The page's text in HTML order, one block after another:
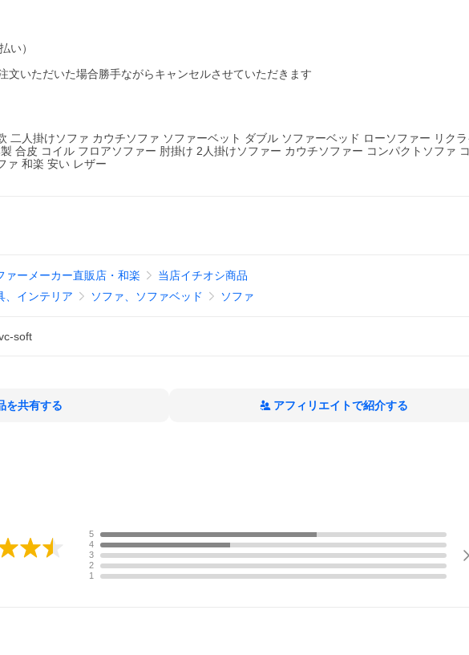
い）
いただいた場合勝手ながらキャンセルさせていただきます
二人掛けソファ カウチソファ ソファーベット ダブル ソファーベッド ローソファー リク
合皮 コイル フロアソファー 肘掛け 2人掛けソファー カウチソファー コンパクトソファ
ァ 和楽 安い レザー
ァーメーカー直販店・和楽
当店イチオシ商品
、インテリア
ソファ、ソファベッド ソファ
soft
を共有する アフィリエイトで紹介する
5
4
3
2
1